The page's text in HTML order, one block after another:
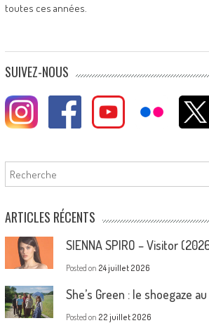
toutes ces années.
SUIVEZ-NOUS
Rechercher
ARTICLES RÉCENTS
SIENNA SPIRO – Visitor
Posted on 24 juillet 2026
She’s Green : le shoegaze
Posted on 22 juillet 2026